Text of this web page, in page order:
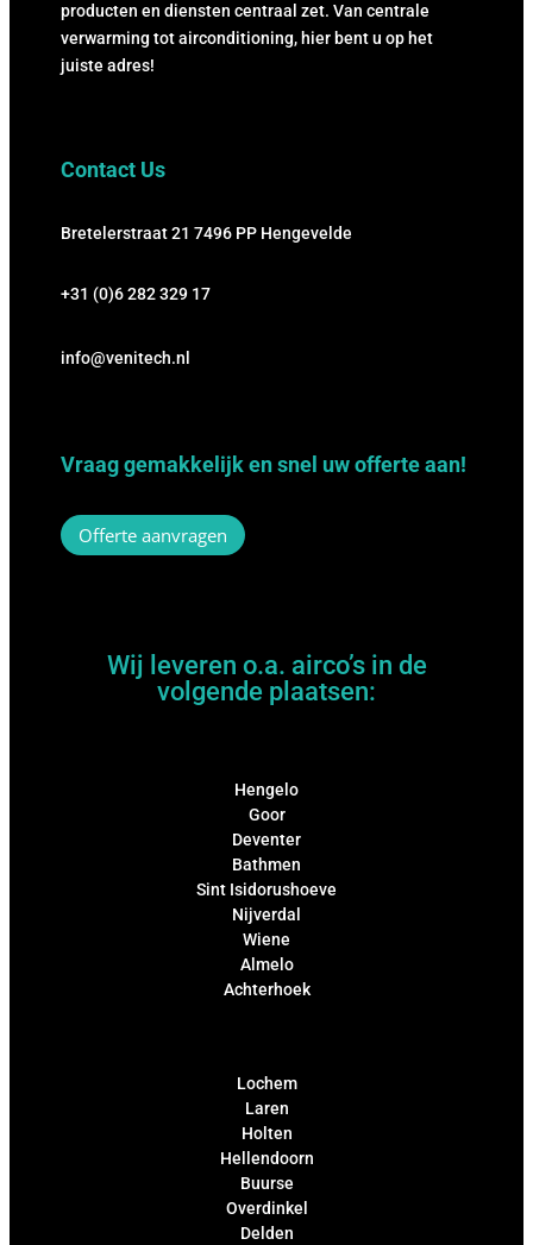
producten en diensten centraal zet. Van centrale
verwarming tot airconditioning, hier bent u op het
juiste adres!
Contact Us
Bretelerstraat 217496 PP Hengevelde
+31 (0)6 282 329 17
info@venitech.nl
Vraag gemakkelijk en snel uw offerte aan!
Offerte aanvragen
Wij leveren o.a. airco’s in de
volgende plaatsen:
Hengelo
Goor
Deventer
Bathmen
Sint Isidorushoeve
Nijverdal
Wiene
Almelo
Achterhoek
Lochem
Laren
Holten
Hellendoorn
Buurse
Overdinkel
Delden